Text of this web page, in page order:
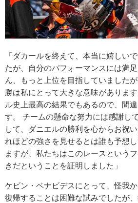
「ダカールを終えて、本当に嬉しい
たが、自分のパフォーマンスには満
ん、もっと上位を目指していました
勝は私にとって大きな意味がありま
ル史上最高の結果でもあるので、間
す。 チームの懸命な努力には感謝し
して、ダニエルの勝利を心からお祝
れほどの強さを見せるとは誰も予想
ますが、私たちはこのレースという
きだということを証明しました」
ケビン・ベナビデスにとって、怪我
復帰することは困難な試みでしたが